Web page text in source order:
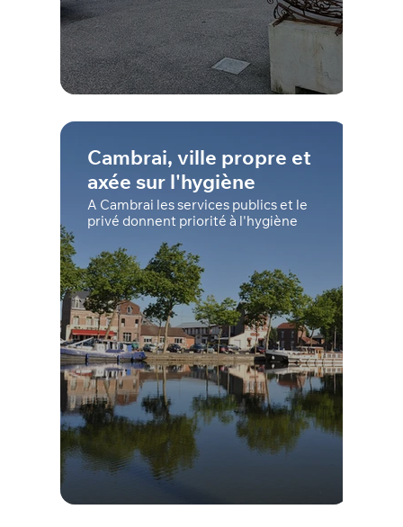
Cambrai, ville propre et
axée sur l'hygiène
A Cambrai les services publics et le
privé donnent priorité à l'hygiène